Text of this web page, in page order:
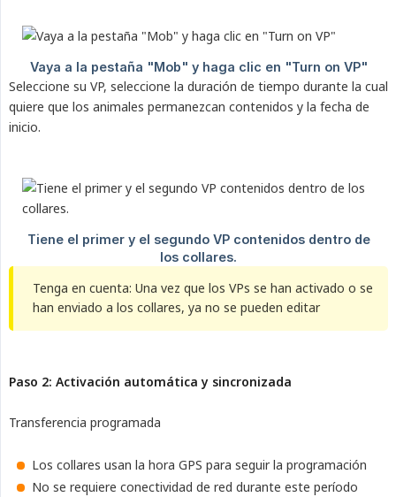
Seleccione su VP, seleccione la duración de tiempo durante la cual
quiere que los animales permanezcan contenidos y la fecha de
inicio.
Tenga en cuenta: Una vez que los VPs se han activado o se
han enviado a los collares, ya no se pueden editar
Paso 2: Activación automática y sincronizada
Transferencia programada
Los collares usan la hora GPS para seguir la programación
No se requiere conectividad de red durante este período